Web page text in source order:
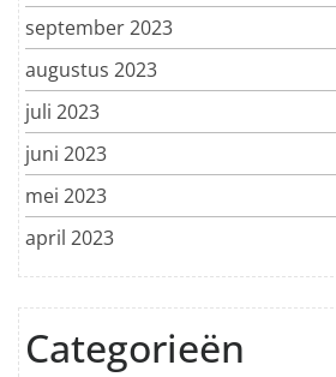
september 2023
augustus 2023
juli 2023
juni 2023
mei 2023
april 2023
Categorieën